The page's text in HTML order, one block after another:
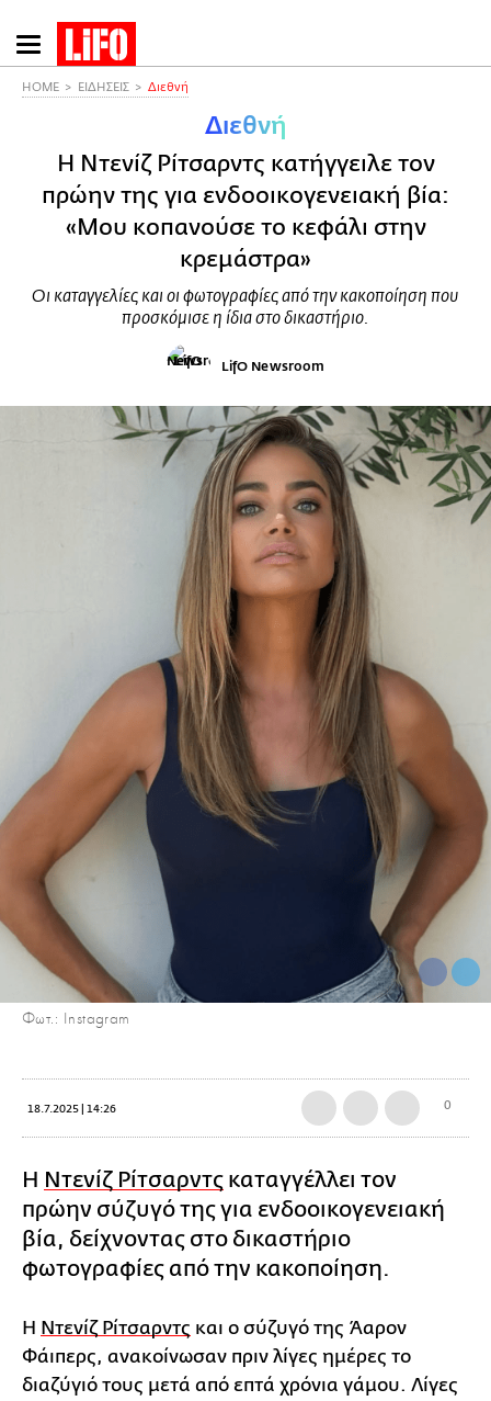
Παράκαμψη
προς
HOME ΕΙΔΗΣΕΙΣ Διεθνή
Διεθνή
Η Ντενίζ Ρίτσαρντς κατήγγειλε τον
πρώην της για ενδοοικογενειακή βία:
«Μου κοπανούσε το κεφάλι στην
κρεμάστρα»
Οι καταγγελίες και οι φωτογραφίες από την κακοποίηση που
προσκόμισε η ίδια στο δικαστήριο.
LifO Newsroom
Φωτ.: Ιnstagram
18.7.2025 | 14:26 0
Η Ντενίζ Ρίτσαρντς καταγγέλλει τον
πρώην σύζυγό της για ενδοοικογενειακή
βία, δείχνοντας στο δικαστήριο
φωτογραφίες από την κακοποίηση.
Η Ντενίζ Ρίτσαρντς και ο σύζυγό της Άαρον
Φάιπερς, ανακοίνωσαν πριν λίγες ημέρες το
διαζύγιό τους μετά από επτά χρόνια γάμου. Λίγες